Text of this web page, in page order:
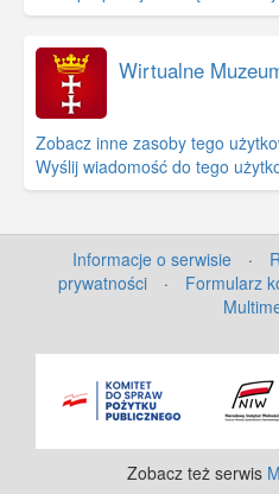
Wirtualne
Zobacz inne zasoby tego
Wyślij wiadomość do tego
Informacje o serwisie ·
prywatności
· Formularz
Zobacz też serwis